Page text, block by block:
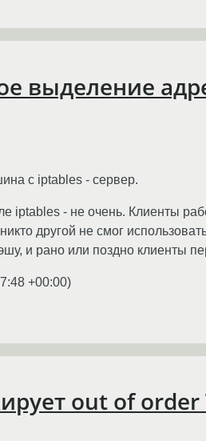
выделение
с iptables - сервер.
iptables - не очень. Клиенты
другой не смог
и рано или поздно клиенты
+00:00)
out of order